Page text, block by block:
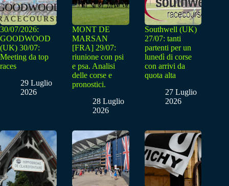
30/07/2026:
GOODWOOD
(UK) 30/07:
Meeting da top
races
29 Luglio
2026
MONT DE
MARSAN
[FRA] 29/07:
riunione con psi
e psa. Analisi
delle corse e
pronostici.
28 Luglio
2026
Southwell (UK)
27/07: tanti
partenti per un
lunedì di corse
con arrivi da
quota alta
27 Luglio
2026